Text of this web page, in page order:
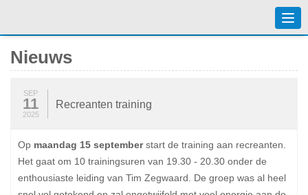
Nieuws
Recreanten training
SEP
11
2025
Op maandag 15 septemberstart de training aan recreanten.
Het gaat om 10 trainingsuren van 19.30 - 20.30 onder de
enthousiaste leiding van Tim Zegwaard. De groep was al heel